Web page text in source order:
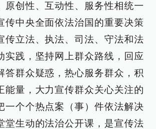
原创性、互动性、服务性相统一
传中央全面依法治国的重要决策
传立法、执法、司法、守法和法
实践，坚持网上群众路线，回应
答群众疑惑，热心服务群众，积
能量，大力宣传群众关心关注的
一个个热点案（事）件依法解决
堂生动的法治公开课，是宣传法